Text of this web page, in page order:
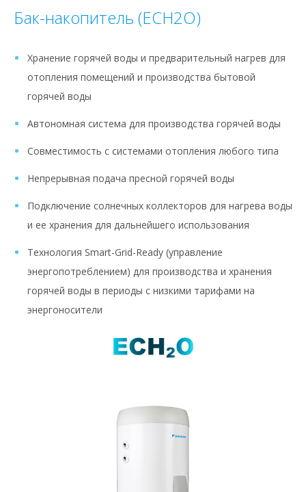
Бак-накопитель (ECH2O)
Хранение горячей воды и предварительный нагрев для
отопления помещений и производства бытовой
горячей воды
Автономная система для производства горячей воды
Совместимость с системами отопления любого типа
Непрерывная подача пресной горячей воды
Подключение солнечных коллекторов для нагрева воды
и ее хранения для дальнейшего использования
Технология Smart-Grid-Ready (управление
энергопотреблением) для производства и хранения
горячей воды в периоды с низкими тарифами на
энергоносители